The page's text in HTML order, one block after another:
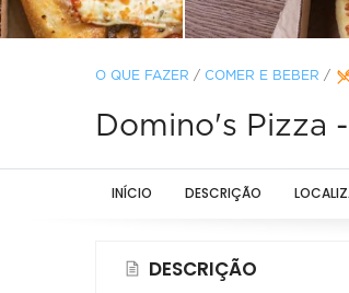
O QUE FAZER / COMER E BEBER /
Domino's Pizza
INÍCIO DESCRIÇÃO
DESCRIÇÃO